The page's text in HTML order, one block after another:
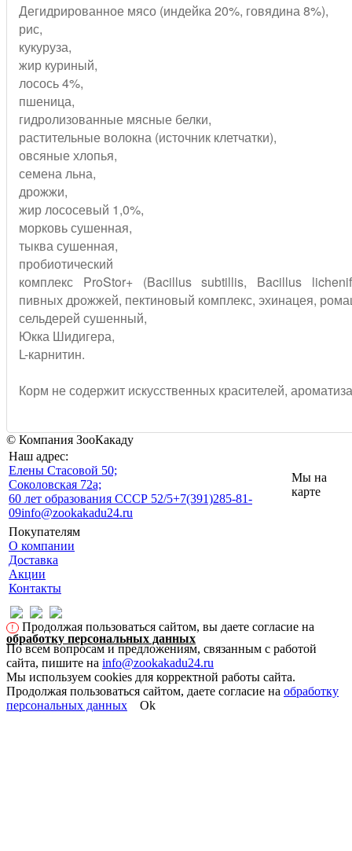
Дегидрированное мясо (индейка 20%, говядина 8%),
рис,
кукуруза,
жир куриный,
лосось 4%,
пшеница,
гидролизованные мясные белки,
растительные волокна (источник клетчатки),
овсяные хлопья,
семена льна,
дрожжи,
жир лососевый 1,0%,
морковь сушенная,
тыква сушенная,
пробиотический
комплекс ProStor+ (Bacillus subtillis, Bacillus
пивных дрожжей, пектиновый комплекс, эхинацея,
сельдерей сушенный,
Юкка Шидигера,
L-карнитин.
Корм не содержит искусственных красителей,
© Компания ЗооКакаду
Наш адрес:
Eлены Стасовой 50;
Соколовская 72а;
60 лет образования СССР 52/5+7(391)285-81-
09info@zookakadu24.ru
Мы на
карте
Покупателям
О компании
Доставка
Акции
Контакты
!
Продолжая пользоваться сайтом, вы даете согласие на
обработку персональных данных
По всем вопросам и предложениям, связанным с работой
сайта, пишите на info@zookakadu24.ru
Мы используем cookies для корректной работы сайта.
Продолжая пользоваться сайтом, даете согласие на обработку
персональных данных
Ok